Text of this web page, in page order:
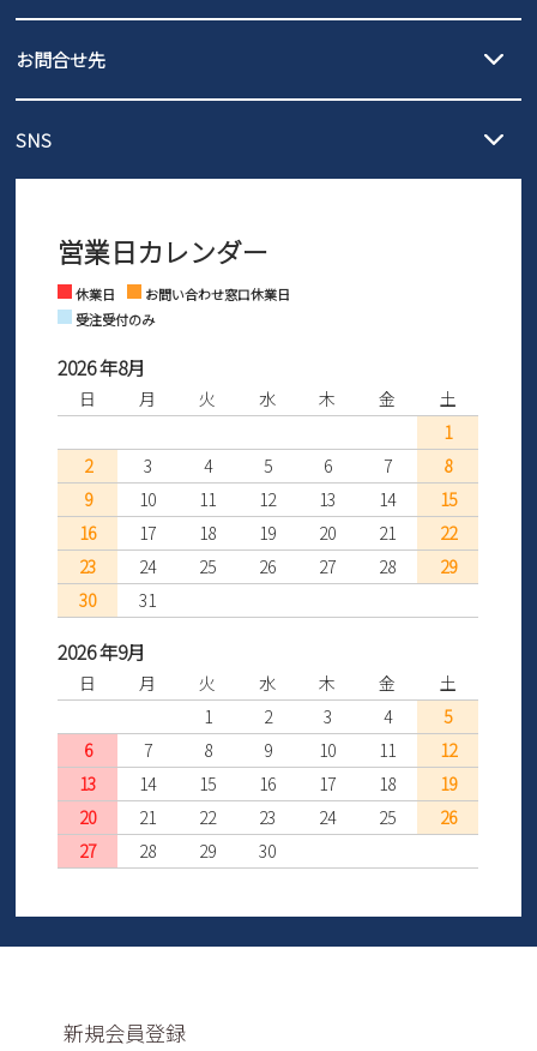
3,980円（税込）以上お買い上げで送料無料
発送日・送料詳細については
ご利用ください。
発送日・送料詳細についてはご利用ガイドを
ご利用ください。
の片道無料サービスを実施中！
ントとしても安心してご利用いただけるよう、サイズ交換の受付期
さい。
お問合せ先
営業時間：11時～17時
※土日祝はお問い合わせ窓口休業日となります。
SNS
Facebook Instagram
営業日カレンダー
休業日
お問い合わせ窓口休業日
受注受付のみ
2026 年8月
日 月 火 水 木 金
土
1
2
3 4 5 6 7
8
9
10 11 12 13 14
15
16
17 18 19 20 21
22
23
24 25 26 27 28
29
30
31
2026 年9月
日 月 火 水 木 金
土
1
2 3 4
5
6
7 8 9 10 11
12
13
14 15 16 17 18
19
20
21 22 23 24 25
26
27
28 29 30
新規会員登録